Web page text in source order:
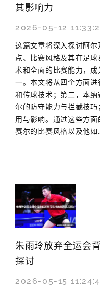
其影响力
2026-05-12
这篇文章将深入探讨阿
点、比赛风格及其在足
术和全面的比赛能力，
一。本文将从四个方面
和传球技术；第二，本
尔的防守能力与拦截技
用与影响。通过这些方
赛尔的比赛风格以及他如
朱雨玲放弃全运会
探讨
2026-05-15